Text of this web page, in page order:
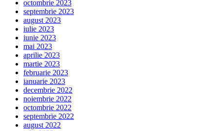
octombrie 2023
septembrie 2023
august 2023
iulie 2023
iunie 2023
mai 2023
aprilie 2023
martie 2023
februarie 2023
ianuarie 2023
decembrie 2022
noiembrie 2022
octombrie 2022
septembrie 2022
august 2022